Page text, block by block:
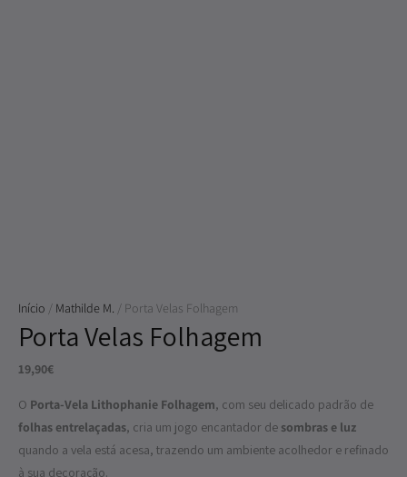
Início / Mathilde M. / Porta Velas Folhagem
Porta Velas Folhagem
19,90€
O Porta-Vela Lithophanie Folhagem, com seu delicado padrão de
folhas entrelaçadas, cria um jogo encantador de sombras e luz
quando a vela está acesa, trazendo um ambiente acolhedor e refinado
à sua decoração.